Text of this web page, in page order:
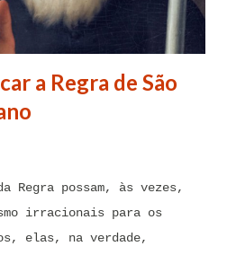
proteção de São Miguel
Guarda, para combater
en...
a Regra de São
Regra possam, às vezes,
irracionais para os
elas, na verdade,